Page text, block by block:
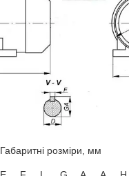
Габаритні розміри, мм